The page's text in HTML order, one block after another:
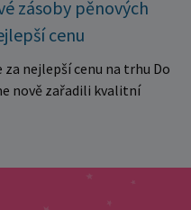
zásoby pěnových
cenu
nejlepší cenu na trhu Do
nově zařadili kvalitní